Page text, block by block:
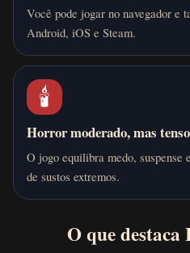
Você pode jogar no navegador e
Android, iOS e Steam.
🕯️
Horror moderado, mas tenso
O jogo equilibra medo, suspense
de sustos extremos.
O que